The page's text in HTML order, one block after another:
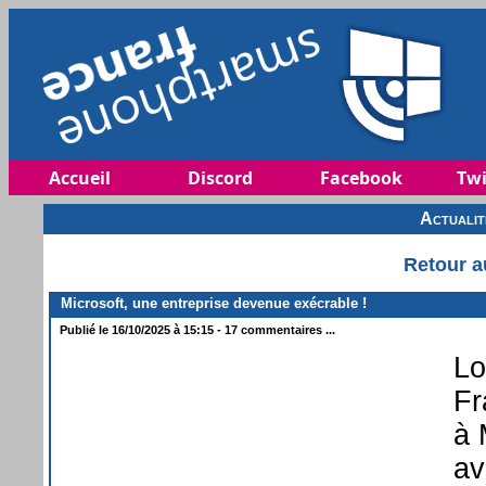
Accueil Discord Facebook
Retour
Microsoft, une entreprise devenue exécrable !
Publié le 16/10/2025 à 15:15 - 17 commentaires ...
à